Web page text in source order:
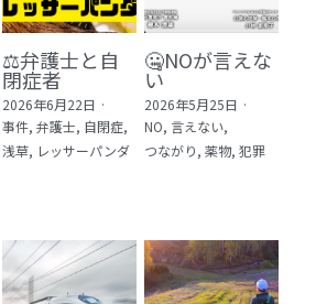
・未来予測 11冊
すめの小説・漫画・ドラマ・
⚖️弁護士と自
閉症者
2026年6月22日 ·
事件, 弁護士, 自閉症,
浅草, レッサーパンダ
🤐NOが言えな
い
2026年5月25日 ·
NO, 言えない,
つながり, 薬物, 犯罪